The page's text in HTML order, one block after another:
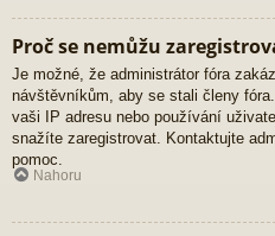
Proč se nemůžu
Je možné, že administrátor fóra
návštěvníkům, aby se stali členy
vaši IP adresu nebo používání
snažíte zaregistrovat. Kontaktujte
pomoc.
Nahoru